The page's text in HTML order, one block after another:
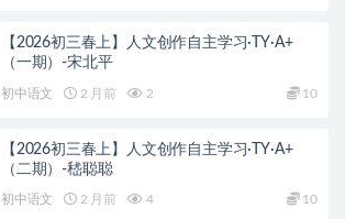
【2026初三春上】人文创作自主学习·TY·A+
（一期）-宋北平
初中语文 2 月前 2 10
【2026初三春上】人文创作自主学习·TY·A+
（二期）-嵇聪聪
初中语文 2 月前 4 10